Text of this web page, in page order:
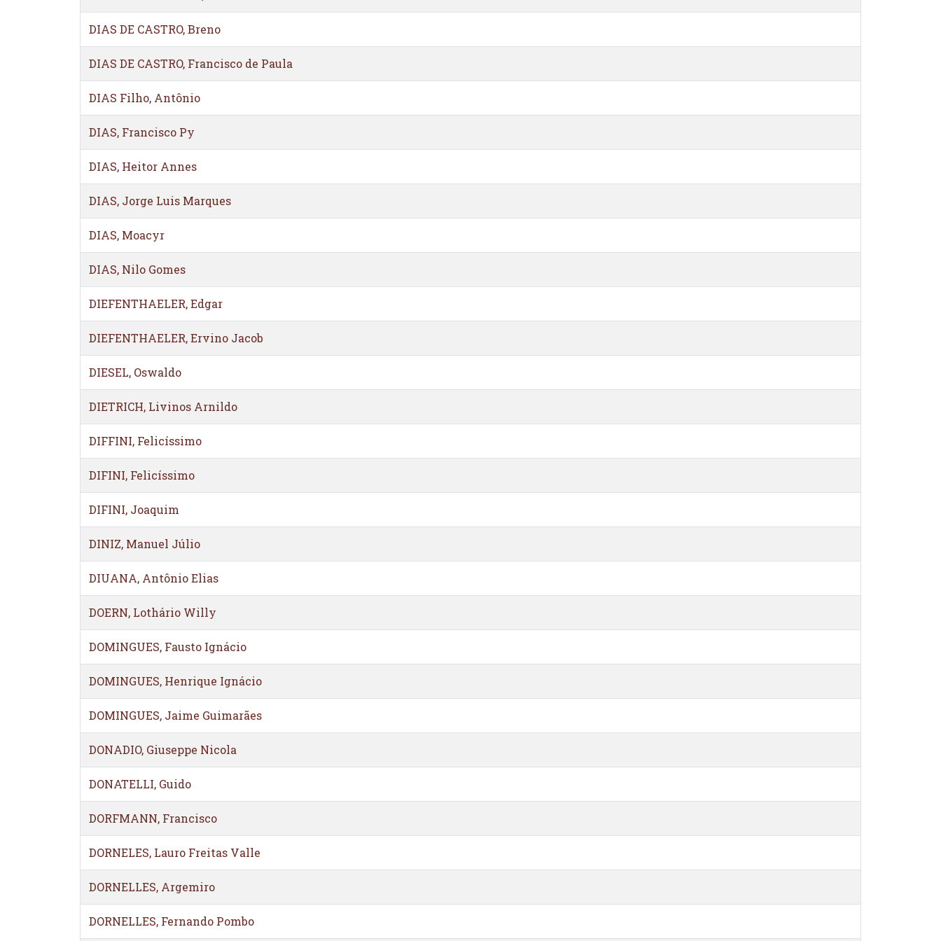
DIAS DE CASTRO, Breno
DIAS DE CASTRO, Francisco de Paula
DIAS Filho, Antônio
DIAS, Francisco Py
DIAS, Heitor Annes
DIAS, Jorge Luis Marques
DIAS, Moacyr
DIAS, Nilo Gomes
DIEFENTHAELER, Edgar
DIEFENTHAELER, Ervino Jacob
DIESEL, Oswaldo
DIETRICH, Livinos Arnildo
DIFFINI, Felicíssimo
DIFINI, Felicíssimo
DIFINI, Joaquim
DINIZ, Manuel Júlio
DIUANA, Antônio Elias
DOERN, Lothário Willy
DOMINGUES, Fausto Ignácio
DOMINGUES, Henrique Ignácio
DOMINGUES, Jaime Guimarães
DONADIO, Giuseppe Nicola
DONATELLI, Guido
DORFMANN, Francisco
DORNELES, Lauro Freitas Valle
DORNELLES, Argemiro
DORNELLES, Fernando Pombo